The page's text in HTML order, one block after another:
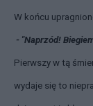
W końcu
- "Naprzód!
Pierwszy w tą
wydaje się to